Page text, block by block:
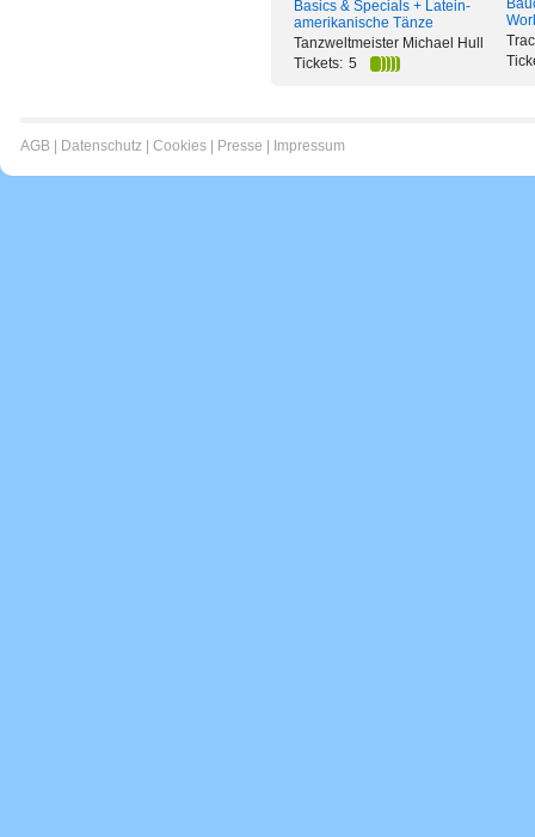
Basics & Specials + Latein-
amerikanische Tänze
Tanzweltmeister Michael Hull
Tickets: 5
AGB Datenschutz Cookies Presse Impressum